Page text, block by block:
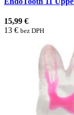
15,99 €
13 € bez DPH